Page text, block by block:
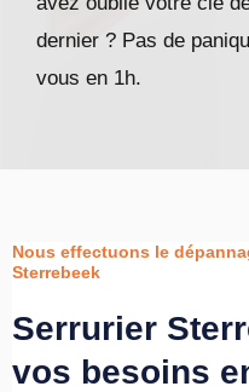
dernier ? Pas de
vous en 1h.
Nous effectuons le
Sterrebeek
Serrurier
vos besoins